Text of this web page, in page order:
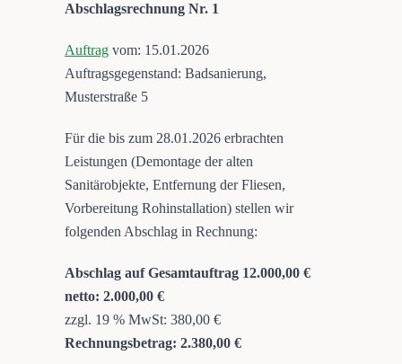
Abschlagsrechnung Nr. 1
Auftrag vom: 15.01.2026
Auftragsgegenstand: Badsanierung,
Musterstraße 5
Für die bis zum 28.01.2026 erbrachten
Leistungen (Demontage der alten
Sanitärobjekte, Entfernung der Fliesen,
Vorbereitung Rohinstallation) stellen wir
folgenden Abschlag in Rechnung:
Abschlag auf Gesamtauftrag 12.000,00 €
netto: 2.000,00 €
zzgl. 19 % MwSt: 380,00 €
Rechnungsbetrag: 2.380,00 €